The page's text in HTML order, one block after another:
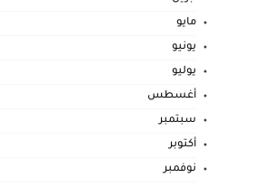
مايو
يونيو
يوليو
أغسطس
سبتمبر
أكتوبر
نوفمبر